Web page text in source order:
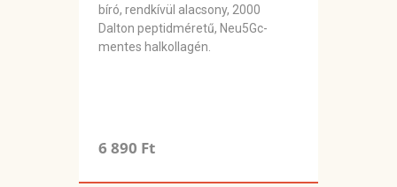
bíró, rendkívül alacsony, 2000
Dalton peptidméretű, Neu5Gc-
mentes halkollagén.
6 890 Ft